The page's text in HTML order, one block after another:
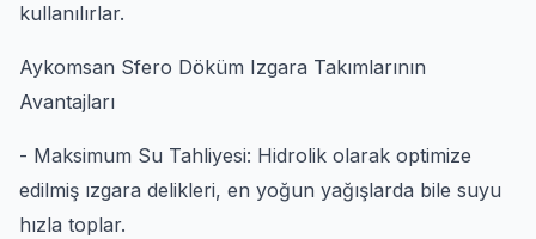
kullanılırlar.
Aykomsan Sfero Döküm Izgara Takımlarının
Avantajları
- Maksimum Su Tahliyesi: Hidrolik olarak optimize
edilmiş ızgara delikleri, en yoğun yağışlarda bile suyu
hızla toplar.